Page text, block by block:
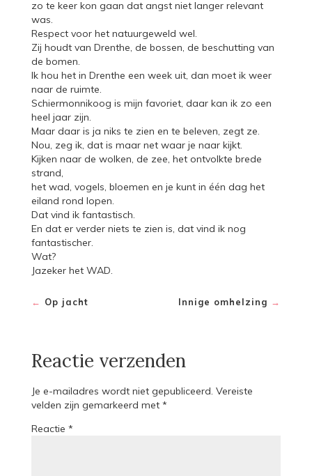
zo te keer kon gaan dat angst niet langer relevant
was.
Respect voor het natuurgeweld wel.
Zij houdt van Drenthe, de bossen, de beschutting van
de bomen.
Ik hou het in Drenthe een week uit, dan moet ik weer
naar de ruimte.
Schiermonnikoog is mijn favoriet, daar kan ik zo een
heel jaar zijn.
Maar daar is ja niks te zien en te beleven, zegt ze.
Nou, zeg ik, dat is maar net waar je naar kijkt.
Kijken naar de wolken, de zee, het ontvolkte brede
strand,
het wad, vogels, bloemen en je kunt in één dag het
eiland rond lopen.
Dat vind ik fantastisch.
En dat er verder niets te zien is, dat vind ik nog
fantastischer.
Wat?
Jazeker het WAD.
← Op jacht Innige omhelzing →
Reactie verzenden
Je e-mailadres wordt niet gepubliceerd. Vereiste
velden zijn gemarkeerd met *
Reactie *